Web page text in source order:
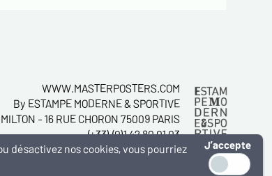
WWW.MASTERPOSTERS.COM
By ESTAMPE MODERNE & SPORTIVE
- 16 RUE CHORON 75009 PARIS
(+33) (0)1 42 80 01 03
J’accepte
désactivez nos cookies, vous pourriez